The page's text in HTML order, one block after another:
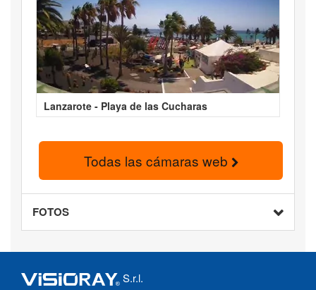
Lanzarote - Playa de las Cucharas
Todas las cámaras web
FOTOS
S.r.l.